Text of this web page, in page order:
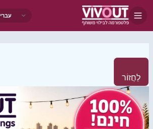
לַחֲזוֹר